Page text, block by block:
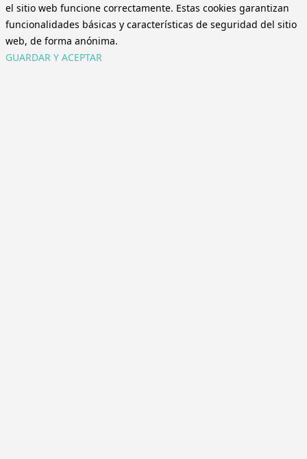
el sitio web funcione correctamente. Estas cookies garantizan
funcionalidades básicas y características de seguridad del sitio
web, de forma anónima.
GUARDAR Y ACEPTAR